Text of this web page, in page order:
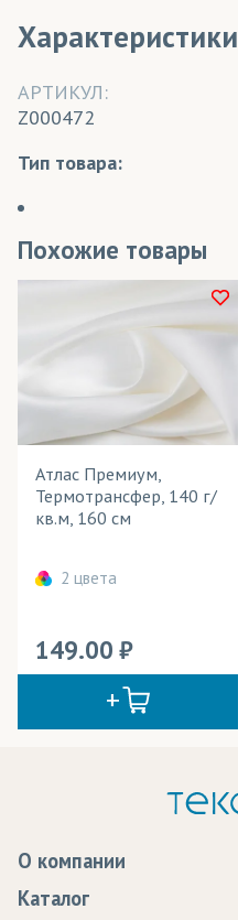
Характеристики
АРТИКУЛ:
Z000472
Тип товара:
Похожие товары
Атлас Премиум,
Термотрансфер, 140 г/
кв.м, 160 см
2 цвета
149.00
О компании
Каталог